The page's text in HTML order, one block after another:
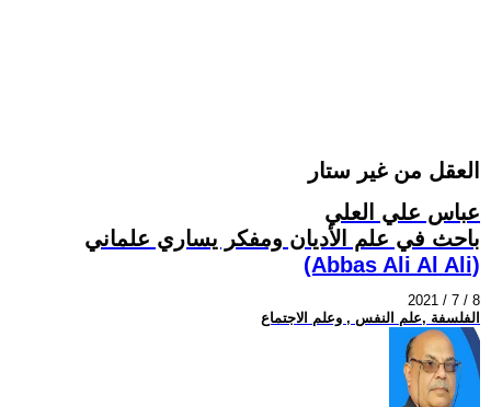
العقل من غير ستار
عباس علي العلي
باحث في علم الأديان ومفكر يساري علماني
(Abbas Ali Al Ali)
2021 / 7 / 8
الفلسفة ,علم النفس , وعلم الاجتماع